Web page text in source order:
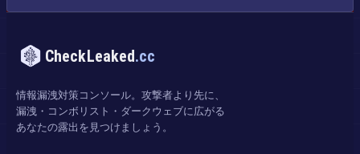
CheckLeaked.cc
情報漏洩対策コンソール。攻撃者より先に、
漏洩・コンボリスト・ダークウェブに広がる
あなたの露出を見つけましょう。